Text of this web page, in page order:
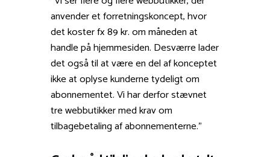
anvender et forretningskoncept, hvor
det koster fx 89 kr. om måneden at
handle på hjemmesiden. Desværre lader
det også til at være en del af konceptet
ikke at oplyse kunderne tydeligt om
abonnementet. Vi har derfor stævnet
tre webbutikker med krav om
tilbagebetaling af abonnementerne.”